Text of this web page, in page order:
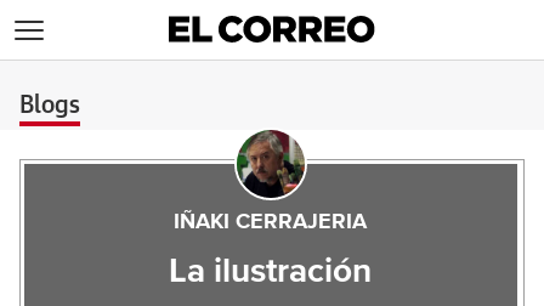
Blogs
IÑAKI CERRAJERIA
La ilustración